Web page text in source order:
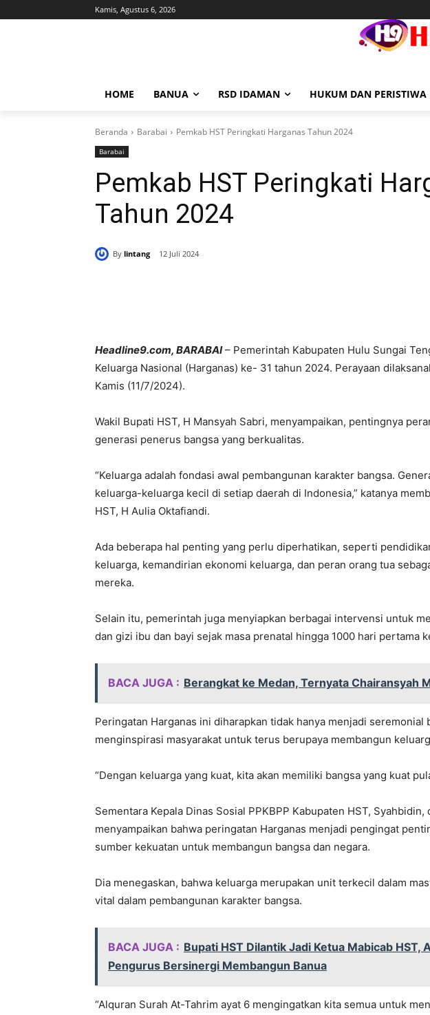
Kamis, Agustus 6, 2026
HOME BANUA RSD IDAMAN HUKUM DAN PERISTIWA
Beranda Barabai Pemkab HST Peringkati Harganas Tahun 2024
Barabai
Pemkab HST Peringkati
Tahun 2024
By lintang 12 Juli 2024
Headline9.com, BARABAI– Pemerintah Kabupaten Hulu Sungai
Keluarga Nasional (Harganas) ke- 31 tahun 2024. Perayaan
Kamis (11/7/2024).
Wakil Bupati HST, H Mansyah Sabri, menyampaikan, pentingnya
generasi penerus bangsa yang berkualitas.
“Keluarga adalah fondasi awal pembangunan karakter bangsa.
keluarga-keluarga kecil di setiap daerah di Indonesia,” katanya
HST, H Aulia Oktafiandi.
Ada beberapa hal penting yang perlu diperhatikan, seperti
keluarga, kemandirian ekonomi keluarga, dan peran orang tua
mereka.
Selain itu, pemerintah juga menyiapkan berbagai intervensi untuk
dan gizi ibu dan bayi sejak masa prenatal hingga 1000 hari pertama
BACA JUGA : Berangkat ke Medan, Ternyata Chairansyah
Peringatan Harganas ini diharapkan tidak hanya menjadi seremonial
menginspirasi masyarakat untuk terus berupaya membangun
“Dengan keluarga yang kuat, kita akan memiliki bangsa yang kuat
Sementara Kepala Dinas Sosial PPKBPP Kabupaten HST, Syahbidin,
menyampaikan bahwa peringatan Harganas menjadi pengingat
sumber kekuatan untuk membangun bangsa dan negara.
Dia menegaskan, bahwa keluarga merupakan unit terkecil dalam
vital dalam pembangunan karakter bangsa.
BACA JUGA : Bupati HST Dilantik Jadi Ketua Mabicab HST,
Pengurus Bersinergi Membangun Banua
“Alquran Surah At-Tahrim ayat 6 mengingatkan kita semua untuk